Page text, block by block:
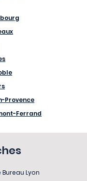
Provence
Ferrand
Bureau Lyon